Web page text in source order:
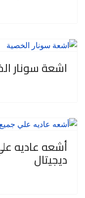
اشعة سونار
أشعه عاديه
ديجيتال